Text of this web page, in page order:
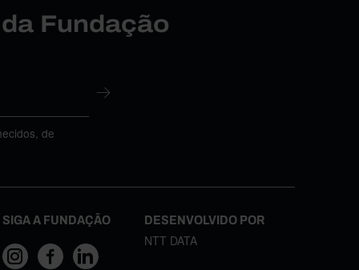
Fundação
de
SIGA A FUNDAÇÃO DESENVOLVIDO POR
NTT DATA